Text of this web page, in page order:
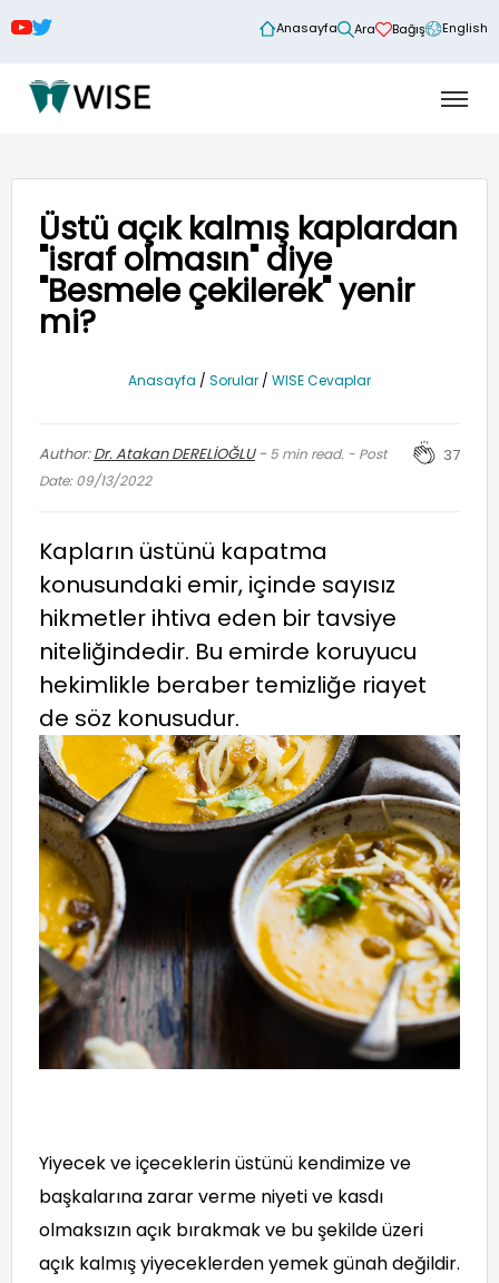
Anasayfa Ara Bağış English
Üstü açık kalmış kaplardan
"israf olmasın" diye
"Besmele çekilerek" yenir
mi?
Anasayfa / Sorular / WISE Cevaplar
Author:Dr. Atakan DERELİOĞLU- 5min read. - Post
Date: 09/13/2022
37
Kapların üstünü kapatma
konusundaki emir, içinde sayısız
hikmetler ihtiva eden bir tavsiye
niteliğindedir. Bu emirde koruyucu
hekimlikle beraber temizliğe riayet
de söz konusudur.
Yiyecek ve içeceklerin üstünü kendimize ve
başkalarına zarar verme niyeti ve kasdı
olmaksızın açık bırakmak ve bu şekilde üzeri
açık kalmış yiyeceklerden yemek günah değildir.